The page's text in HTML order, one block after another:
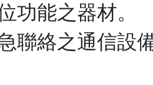
功能之器材。
聯絡之通信設